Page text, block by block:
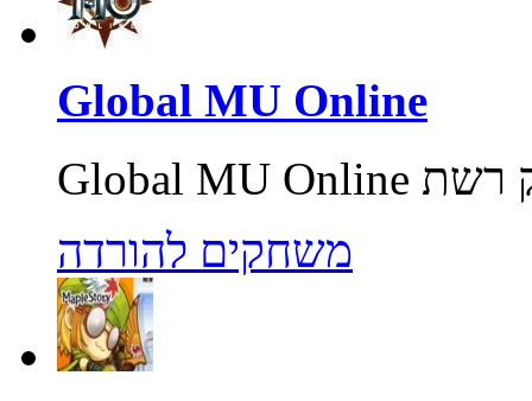
Global MU Online
משחקים להורדה